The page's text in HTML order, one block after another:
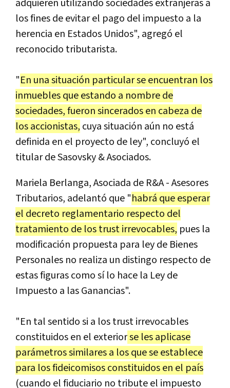
adquieren utilizando sociedades extranjeras a
los fines de evitar el pago del impuesto a la
herencia en Estados Unidos", agregó el
reconocido tributarista.
"En una situación particular se encuentran los
inmuebles que estando a nombre de
sociedades, fueron sincerados en cabeza de
los accionistas, cuya situación aún no está
definida en el proyecto de ley", concluyó el
titular de Sasovsky & Asociados.
Mariela Berlanga, Asociada de R&A - Asesores
Tributarios, adelantó que "habrá que esperar
el decreto reglamentario respecto del
tratamiento de los trust irrevocables, pues la
modificación propuesta para ley de Bienes
Personales no realiza un distingo respecto de
estas figuras como sí lo hace la Ley de
Impuesto a las Ganancias".
"En tal sentido si a los trust irrevocables
constituidos en el exteriorse les aplicase
parámetros similares a los que se establece
para los fideicomisos constituidos en el país
(cuando el fiduciario no tribute el impuesto